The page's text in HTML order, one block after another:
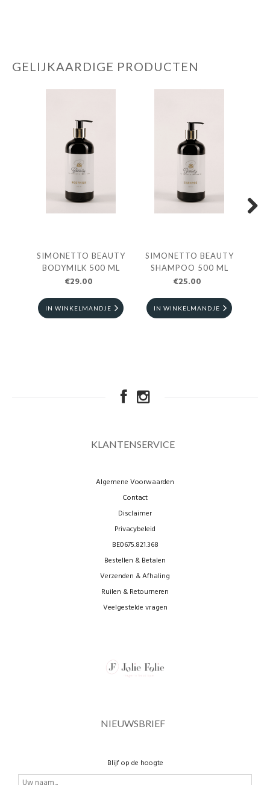
GELIJKAARDIGE PRODUCTEN
SIMONETTO BEAUTY
BODYMILK 500 ML
€29.00
IN WINKELMANDJE
SIMONETTO BEAUTY
SHAMPOO 500 ML
€25.00
IN WINKELMANDJE
KLANTENSERVICE
Algemene Voorwaarden
Contact
Disclaimer
Privacybeleid
BE0675.821.368
Bestellen & Betalen
Verzenden & Afhaling
Ruilen & Retourneren
Veelgestelde vragen
NIEUWSBRIEF
Blijf op de hoogte